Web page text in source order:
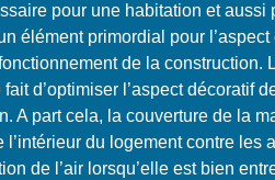
pour une habitation et aussi
élément primordial pour
de la construction.
d’optimiser l’aspect décoratif
A part cela, la couverture de la
du logement contre les
de l’air lorsqu’elle est bien